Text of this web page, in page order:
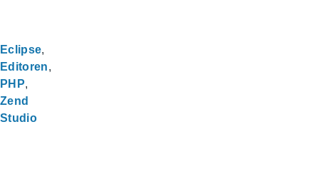
Eclipse
Editoren
PHP
Zend
Studio